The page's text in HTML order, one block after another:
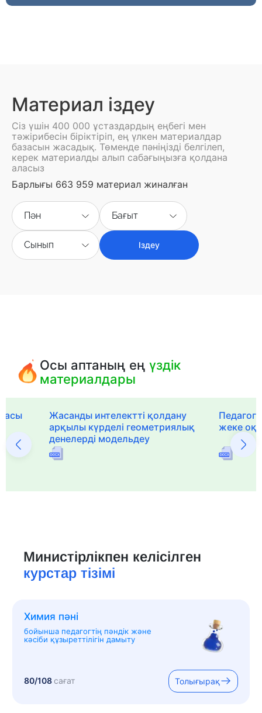
Материал іздеу
Сіз үшін 400 000 ұстаздардың еңбегі мен
тәжірибесін біріктіріп, ең үлкен материалдар
базасын жасадық. Төменде пәніңізді белгілеп,
керек материалды алып сабағыңызға қолдана
аласыз
Барлығы 663 959 материал жиналған
Пән Бағыт
Сынып Іздеу
Осы аптаның еңүздік
материалдары
Жасанды интелектті қолдану
арқылы күрделі геометриялық
денелерді модельдеу
жеке
Министірлікпен келісілген
курстар тізімі
Химия пәні
бойынша педагогтің пәндік және
кәсіби құзыреттілігін дамыту
80/108сағат Толығырақ